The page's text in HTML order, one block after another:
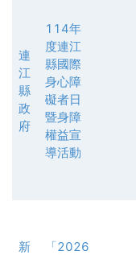
連
江
縣
政
府
114年
度連江
縣國際
身心障
礙者日
暨身障
權益宣
導活動
新
「2026